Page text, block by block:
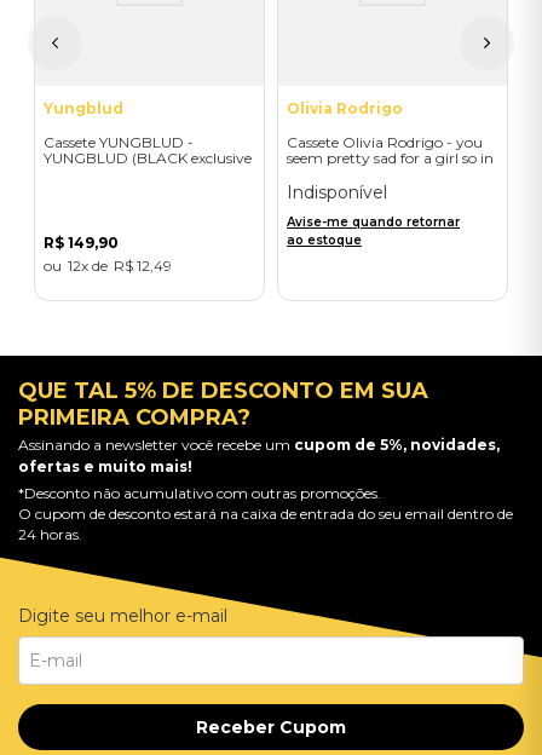
Yungblud
Cassete YUNGBLUD -
YUNGBLUD (BLACK exclusive
R$ 149,90
12
R$ 12 49
Olivia Rodrigo
Cassete Olivia Rodrigo - you
seem pretty sad for a girl so in
card - Importado
Indisponível
Avise-me quando retornar
ao estoque
QUE TAL 5% DE DESCONTO EM SUA
PRIMEIRA COMPRA?
Assinando a newsletter você recebe um cupom de 5%, novidades,
ofertas e muito mais!
*Desconto não acumulativo com outras promoções.
O cupom de desconto estará na caixa de entrada do seu email dentro de
24 horas.
Digite seu melhor e-mail
Receber Cupom